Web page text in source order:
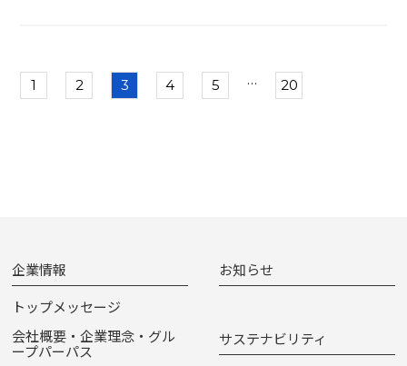
1 2 3 4 5 … 20
企業情報
トップメッセージ
会社概要・企業理念・グル
ープパーパス
お知らせ
サステナビリティ